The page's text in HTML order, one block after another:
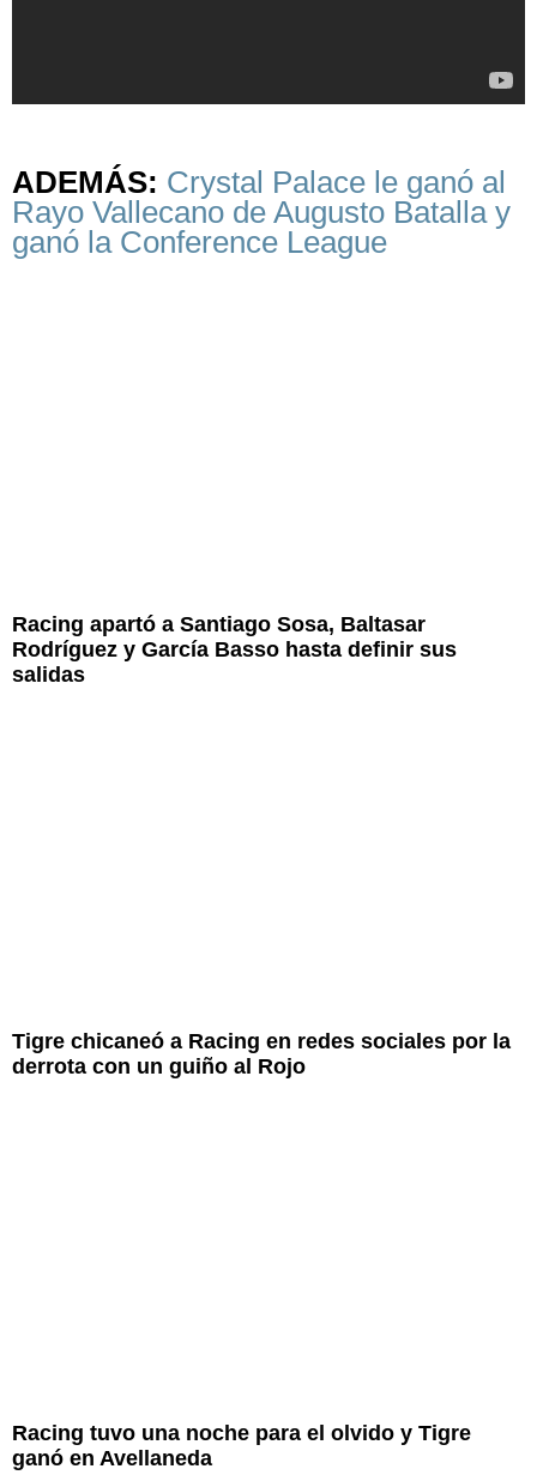
ADEMÁS: Crystal Palace le ganó al
Rayo Vallecano de Augusto Batalla y
ganó la Conference League
Racing apartó a Santiago Sosa, Baltasar
Rodríguez y García Basso hasta definir sus
salidas
Tigre chicaneó a Racing en redes sociales por la
derrota con un guiño al Rojo
Racing tuvo una noche para el olvido y Tigre
ganó en Avellaneda